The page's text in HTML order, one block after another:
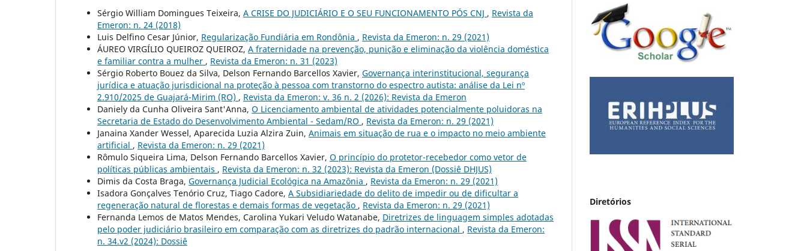
Sérgio William Domingues Teixeira, A CRISE DO JUDICIÁRIO E O SEU FUNCIONAMENTO PÓS CNJ , Revista da
Emeron: n. 24 (2018)
Luis Delfino Cesar Júnior, Regularização Fundiária em Rondônia , Revista da Emeron: n. 29 (2021)
ÁUREO VIRGÍLIO QUEIROZ QUEIROZ, A fraternidade na prevenção, punição e eliminação da violência doméstica
e familiar contra a mulher , Revista da Emeron: n. 31 (2023)
Sérgio Roberto Bouez da Silva, Delson Fernando Barcellos Xavier, Governança interinstitucional, segurança
jurídica e atuação jurisdicional na proteção à pessoa com transtorno do espectro autista: análise da Lei nº
2.910/2025 de Guajará-Mirim (RO) , Revista da Emeron: v. 36 n. 2 (2026): Revista da Emeron
Daniely da Cunha Oliveira Sant'Anna, O Licenciamento ambiental de atividades potencialmente poluidoras na
Secretaria de Estado do Desenvolvimento Ambiental - Sedam/RO , Revista da Emeron: n. 29 (2021)
Janaina Xander Wessel, Aparecida Luzia Alzira Zuin, Animais em situação de rua e o impacto no meio ambiente
artificial , Revista da Emeron: n. 29 (2021)
Rômulo Siqueira Lima, Delson Fernando Barcellos Xavier, O princípio do protetor-recebedor como vetor de
políticas públicas ambientais , Revista da Emeron: n. 32 (2023): Revista da Emeron (Dossiê DHJUS)
Dimis da Costa Braga, Governança Judicial Ecológica na Amazônia , Revista da Emeron: n. 29 (2021)
Isadora Gonçalves Tenório Cruz, Tiago Cadore, A Subsidiariedade do delito de impedir ou de dificultar a
regeneração natural de florestas e demais formas de vegetação , Revista da Emeron: n. 29 (2021)
Fernanda Lemos de Matos Mendes, Carolina Yukari Veludo Watanabe, Diretrizes de linguagem simples adotadas
pelo poder judiciário brasileiro em comparação com as diretrizes do padrão internacional , Revista da Emeron:
n. 34.v2 (2024): Dossiê
Diretórios